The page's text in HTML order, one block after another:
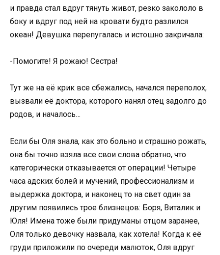
и правда стал вдруг тянуть живот, резко закололо в
боку и вдруг под ней на кровати будто разлился
океан! Девушка перепугалась и истошно закричала:
-Помогите! Я рожаю! Сестра!
Тут же на её крик все сбежались, начался переполох,
вызвали её доктора, которого нанял отец задолго до
родов, и началось…
Если бы Оля знала, как это больно и страшно рожать,
она бы точно взяла все свои слова обратно, что
категорически отказывается от операции! Четыре
часа адских болей и мучений, профессионализм и
выдержка доктора, и наконец то на свет один за
другим появились трое близнецов: Боря, Виталик и
Юля! Имена тоже были придуманы отцом заранее,
Оля только девочку назвала, как хотела! Когда к её
груди приложили по очереди малюток, Оля вдруг